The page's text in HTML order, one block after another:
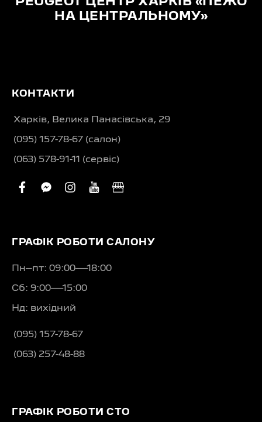
PEUGEOT ЦЕНТР ХАРКІВ «ПЕЖО
НА ЦЕНТРАЛЬНОМУ»
КОНТАКТИ
Харків, Велика Панасівська, 29
(095) 157-78-67 (салон)
(063) 578-91-11 (сервіс)
facebook
facebook-
instagram
youtube
business
ГРАФІК РОБОТИ САЛОНУ
Пн–пт: 09:00—18:00
Сб: 9:00—15:00
Нд: вихідний
(095) 157-78-67
(063) 257-48-88
ГРАФІК РОБОТИ СТО